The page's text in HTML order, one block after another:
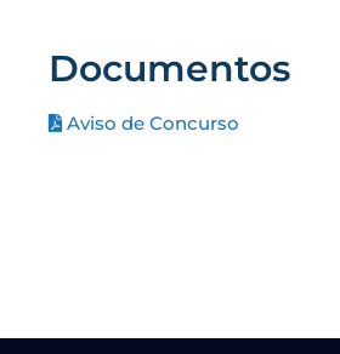
Documentos
Aviso de Concurso